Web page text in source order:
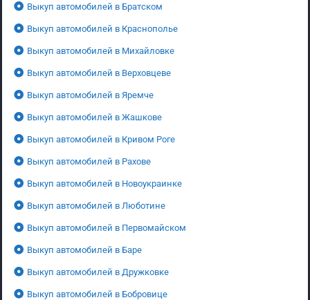
Выкуп автомобилей в Братском
Выкуп автомобилей в Краснополье
Выкуп автомобилей в Михайловке
Выкуп автомобилей в Верховцеве
Выкуп автомобилей в Яремче
Выкуп автомобилей в Жашкове
Выкуп автомобилей в Кривом Роге
Выкуп автомобилей в Рахове
Выкуп автомобилей в Новоукраинке
Выкуп автомобилей в Люботине
Выкуп автомобилей в Первомайском
Выкуп автомобилей в Баре
Выкуп автомобилей в Дружковке
Выкуп автомобилей в Бобровице